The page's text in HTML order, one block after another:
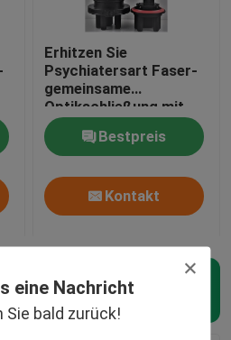
eine Nachricht
Sie bald zurück!
Erhitzen Sie
Psychiatersart Faser-
gemeinsame
Optikschließung mit
der Erdung von Kernen
des Gerätes 120
Bestpreis
Kontakt
(28)